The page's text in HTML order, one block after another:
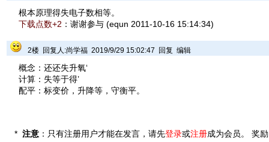
根本原理得失电子数相等。
下载点数+2 ：谢谢参与 (equn 2011-10-16 15:14:34)
2楼 回复人:尚学福 2019/9/29 15:02:47 回复 编辑
概念：还还失升氧‘
计算：失等于得’
配平：标变价，升降等，守衡平。
* 注意 ：只有注册用户才能在发言，请先登录或注册成为会员。 奖